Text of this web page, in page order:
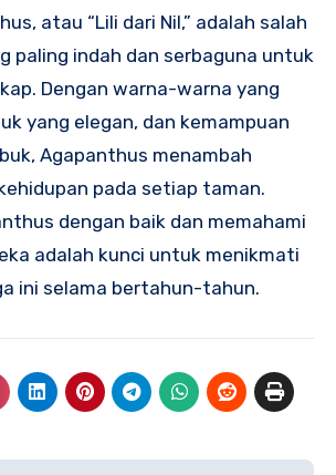
atau “Lili dari Nil,” adalah salah
paling indah dan serbaguna untuk
Dengan warna-warna yang
yang elegan, dan kemampuan
Agapanthus menambah
pada setiap taman.
dengan baik dan memahami
adalah kunci untuk menikmati
ini selama bertahun-tahun.